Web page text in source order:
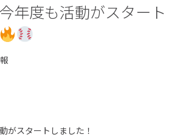
年度も活動がスタート
がスタートしました！